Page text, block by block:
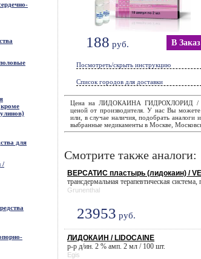
для
/
188 руб. В
Посмотреть/скрыть инструкцию
Список городов для доставки
Цена на ЛИДОКАИНА ГИДРОХЛОРИД /
ценой от производителя. У нас Вы можете
или, в случае наличия, подобрать аналоги
выбранные медикаменты в Москве,
Смотрите также аналоги:
ВЕРСАТИС пластырь (лидокаин) /
трансдермальная терапевтическая
Grunenthal
23953 руб.
ЛИДОКАИН / LIDOCAINE
р-р д/ин. 2 % амп. 2 мл / 100 шт.
Egis